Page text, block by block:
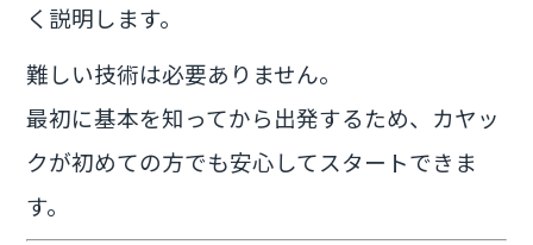
く説明します。
難しい技術は必要ありません。
最初に基本を知ってから出発するため、カヤッ
クが初めての方でも安心してスタートできま
す。